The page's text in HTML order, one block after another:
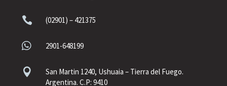
 (02901) – 421375
 2901-648199

San Martin 1240, Ushuaia – Tierra del Fuego.
Argentina. C.P: 9410